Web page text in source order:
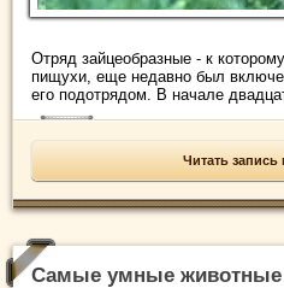
Отряд зайцеобразные - к
пищухи, еще недавно был
его подотрядом. В начале
Читать
Самые умные животные